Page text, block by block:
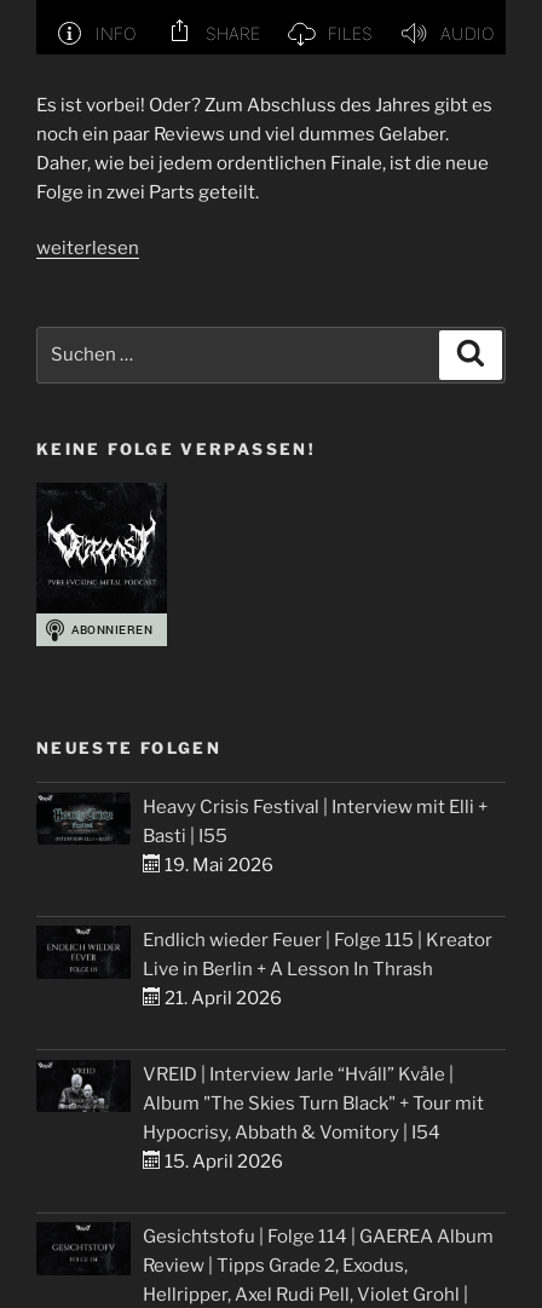
Es ist vorbei! Oder? Zum Abschluss des Jahres gibt es
noch ein paar Reviews und viel dummes Gelaber.
Daher, wie bei jedem ordentlichen Finale, ist die neue
Folge in zwei Parts geteilt.
„Folge
It’s
Over
I“
weiterlesen
KEINE FOLGE VERPASSEN!
NEUESTE FOLGEN
Heavy Crisis Festival | Interview mit Elli +
Basti | I55
19. Mai 2026
Endlich wieder Feuer | Folge 115 | Kreator
Live in Berlin + A Lesson In Thrash
21. April 2026
VREID | Interview Jarle “Hváll” Kvåle |
Album "The Skies Turn Black" + Tour mit
Hypocrisy, Abbath & Vomitory | I54
15. April 2026
Gesichtstofu | Folge 114 | GAEREA Album
Review | Tipps Grade 2, Exodus,
Hellripper, Axel Rudi Pell, Violet Grohl |